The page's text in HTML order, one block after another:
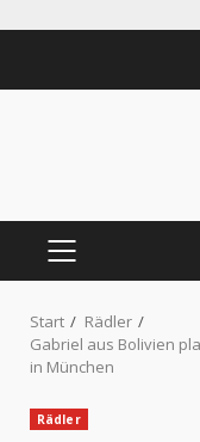
PRIMÄRES
Start
Rädler
Gabriel aus Bolivien
in München
Rädler